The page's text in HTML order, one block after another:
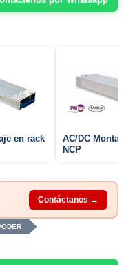
en rack
AC/DC
NCP
Contáctanos →